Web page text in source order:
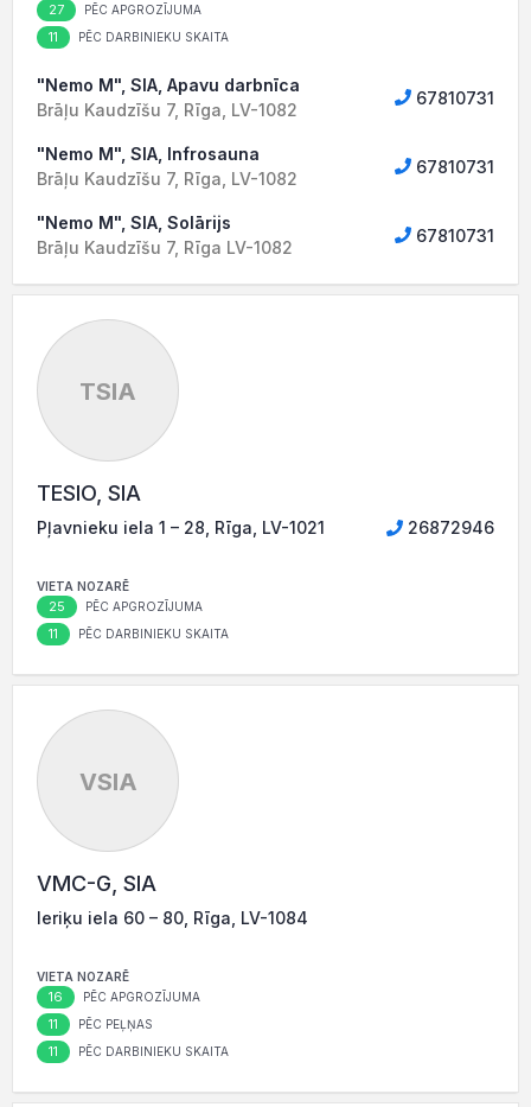
27 PĒC APGROZĪJUMA
11 PĒC DARBINIEKU SKAITA
"Nemo M", SIA, Apavu darbnīca
Brāļu Kaudzīšu 7, Rīga, LV-1082
67810731
"Nemo M", SIA, Infrosauna
Brāļu Kaudzīšu 7, Rīga, LV-1082
67810731
"Nemo M", SIA, Solārijs
Brāļu Kaudzīšu 7, Rīga LV-1082
67810731
TSIA
TESIO, SIA
Pļavnieku iela 1 – 28, Rīga, LV-1021 26872946
VIETA NOZARĒ
25 PĒC APGROZĪJUMA
11 PĒC DARBINIEKU SKAITA
VSIA
VMC-G, SIA
Ieriķu iela 60 – 80, Rīga, LV-1084
VIETA NOZARĒ
16 PĒC APGROZĪJUMA
11 PĒC PEĻŅAS
11 PĒC DARBINIEKU SKAITA